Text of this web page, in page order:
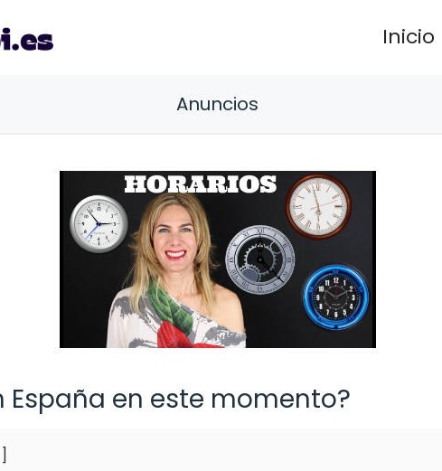
Inicio
Anuncios
España en este momento?